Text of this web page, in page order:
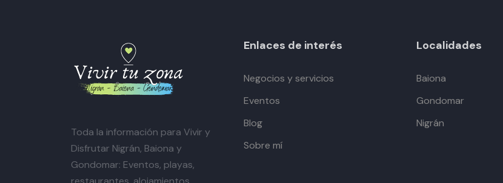
Toda la información para Vivir y
Disfrutar Nigrán, Baiona y
Gondomar: Eventos, playas,
Enlaces de interés
Negocios y servicios
Eventos
Blog
Sobre mí
Localidades
Baiona
Gondomar
Nigrán